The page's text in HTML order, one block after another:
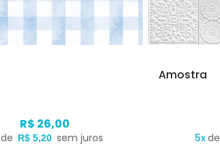
R$ 26,00
de R$ 5,20 sem juros
Amostra
5xde